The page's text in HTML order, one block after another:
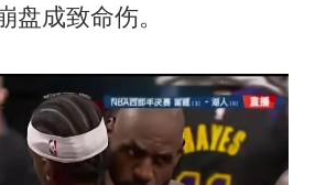
盘成致命伤。